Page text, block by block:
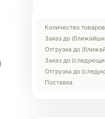
Количество
Заказ до
Отгрузка до
Заказ до
Отгрузка до
Поставка